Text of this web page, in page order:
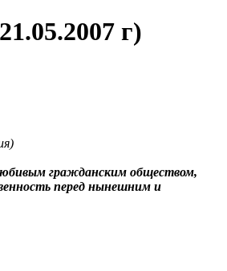
г)
гражданским обществом,
перед нынешним и